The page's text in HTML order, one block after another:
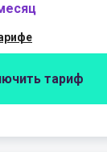
тариф